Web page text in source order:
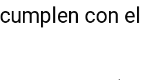
con